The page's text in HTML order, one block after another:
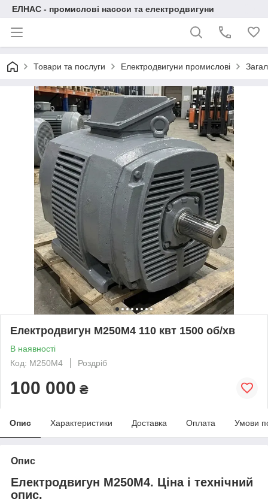
ЕЛНАС - промислові насоси та електродвигуни
Товари та послуги Електродвигуни промислові
Електродвигун М250М4 110 квт 1500 об/хв
В наявності
Код: М250М4
Роздріб
100 000 ₴
Опис Характеристики Доставка Оплата Умови
Опис
Електродвигун М250М4. Ціна і технічний
опис.